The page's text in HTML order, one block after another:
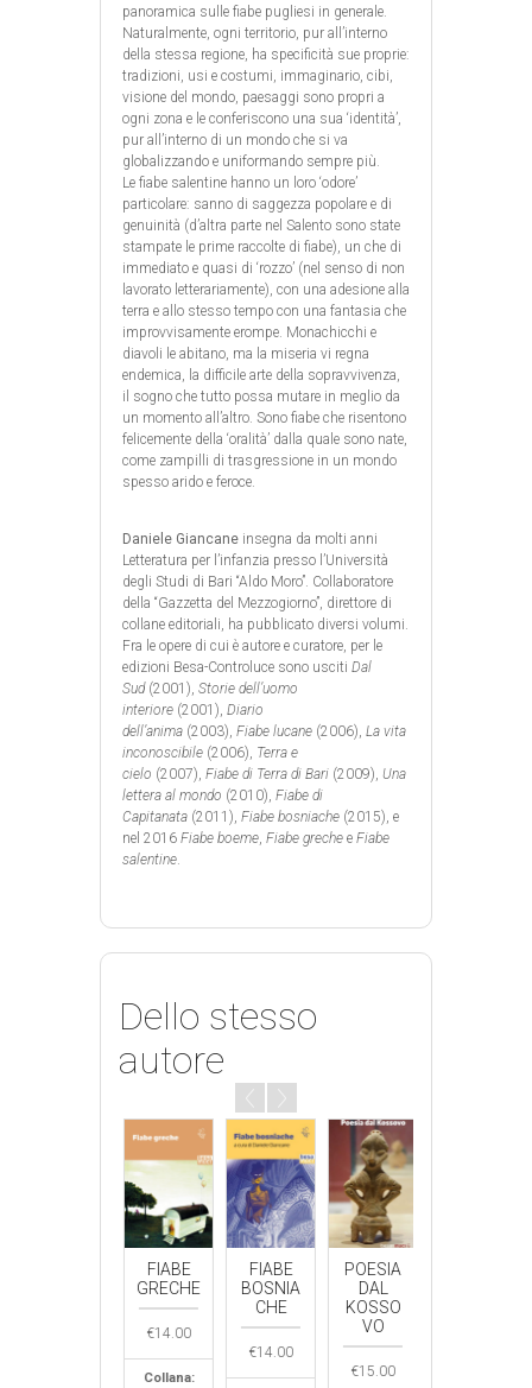
panoramica sulle fiabe pugliesi in generale.
Naturalmente, ogni territorio, pur all’interno
della stessa regione, ha specificità sue proprie:
tradizioni, usi e costumi, immaginario, cibi,
visione del mondo, paesaggi sono propri a
ogni zona e le conferiscono una sua ‘identità’,
pur all’interno di un mondo che si va
globalizzando e uniformando sempre più.
Le fiabe salentine hanno un loro ‘odore’
particolare: sanno di saggezza popolare e di
genuinità (d’altra parte nel Salento sono state
stampate le prime raccolte di fiabe), un che di
immediato e quasi di ‘rozzo’ (nel senso di non
lavorato letterariamente), con una adesione alla
terra e allo stesso tempo con una fantasia che
improvvisamente erompe. Monachicchi e
diavoli le abitano, ma la miseria vi regna
endemica, la difficile arte della sopravvivenza,
il sogno che tutto possa mutare in meglio da
un momento all’altro. Sono fiabe che risentono
felicemente della ‘oralità’ dalla quale sono nate,
come zampilli di trasgressione in un mondo
spesso arido e feroce.
Daniele Giancane insegna da molti anni
Letteratura per l’infanzia presso l’Università
degli Studi di Bari “Aldo Moro”. Collaboratore
della “Gazzetta del Mezzogiorno”, direttore di
collane editoriali, ha pubblicato diversi volumi.
Fra le opere di cui è autore e curatore, per le
edizioni Besa-Controluce sono usciti Dal
Sud(2001), Storie dell’uomo
interiore (2001), Diario
dell’anima (2003), Fiabe lucane (2006), La vita
inconoscibile (2006), Terra e
cielo (2007), Fiabe di Terra di Bari (2009), Una
lettera al mondo (2010), Fiabe di
Capitanata (2011), Fiabe bosniache (2015), e
nel 2016 Fiabe boeme Fiabe greche e Fiabe
salentine
Dello stesso
autore
FIABE
GRECHE
€14.00
Collana:
FIABE
BOSNIA
CHE
€14.00
POESIA
DAL
KOSSO
VO
€15.00